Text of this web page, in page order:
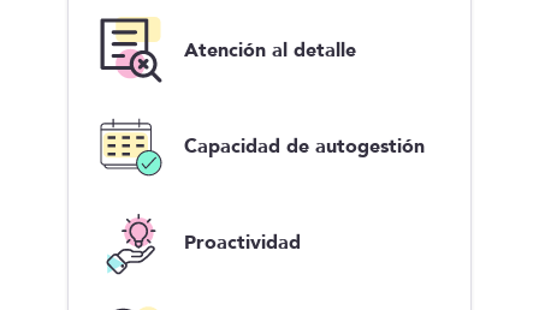
Atención al detalle
Capacidad de autogestión
Proactividad